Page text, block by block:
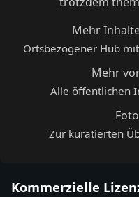
Mehr
Ortsbezogener Hub
Mehr
Alle öffentlichen
Zur kuratierten
Kommerzielle